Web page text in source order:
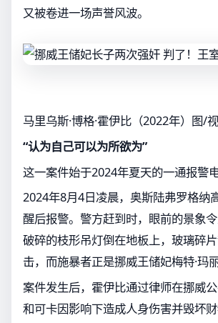
又被卷进一场声誉风波。
马里乌斯·博格·霍伊比（2022年）图/
“认为自己可以为所欲为”
这一案件始于2024年夏天的一通报警电
2024年8月4日凌晨，奥斯陆弗罗格纳
醒后报警。警方赶到时，眼前的景象
破碎的枝形吊灯倒在地板上，玻璃碎
击，而施暴者正是挪威王储妃梅特·玛
案件发生后，霍伊比通过律师在挪威
和可卡因影响下造成人身伤害并毁坏